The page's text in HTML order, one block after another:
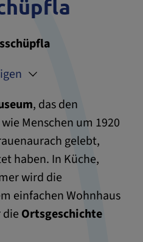
, das den
Menschen um 1920
gelebt,
haben. In Küche,
wird die
einfachen Wohnhaus
Ortsgeschichte